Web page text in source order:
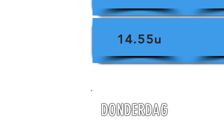
14.55u
DONDERDAG